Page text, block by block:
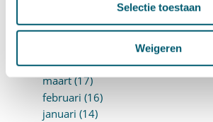
Selectie toestaan
Weigeren
juni (21)
april (13)
maart (17)
februari (16)
januari (14)